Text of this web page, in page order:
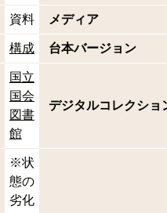
資料 メディア
構成 台本バージョン
国立
国会
図書
館
デジタルコレクショ
※状
態の
劣化